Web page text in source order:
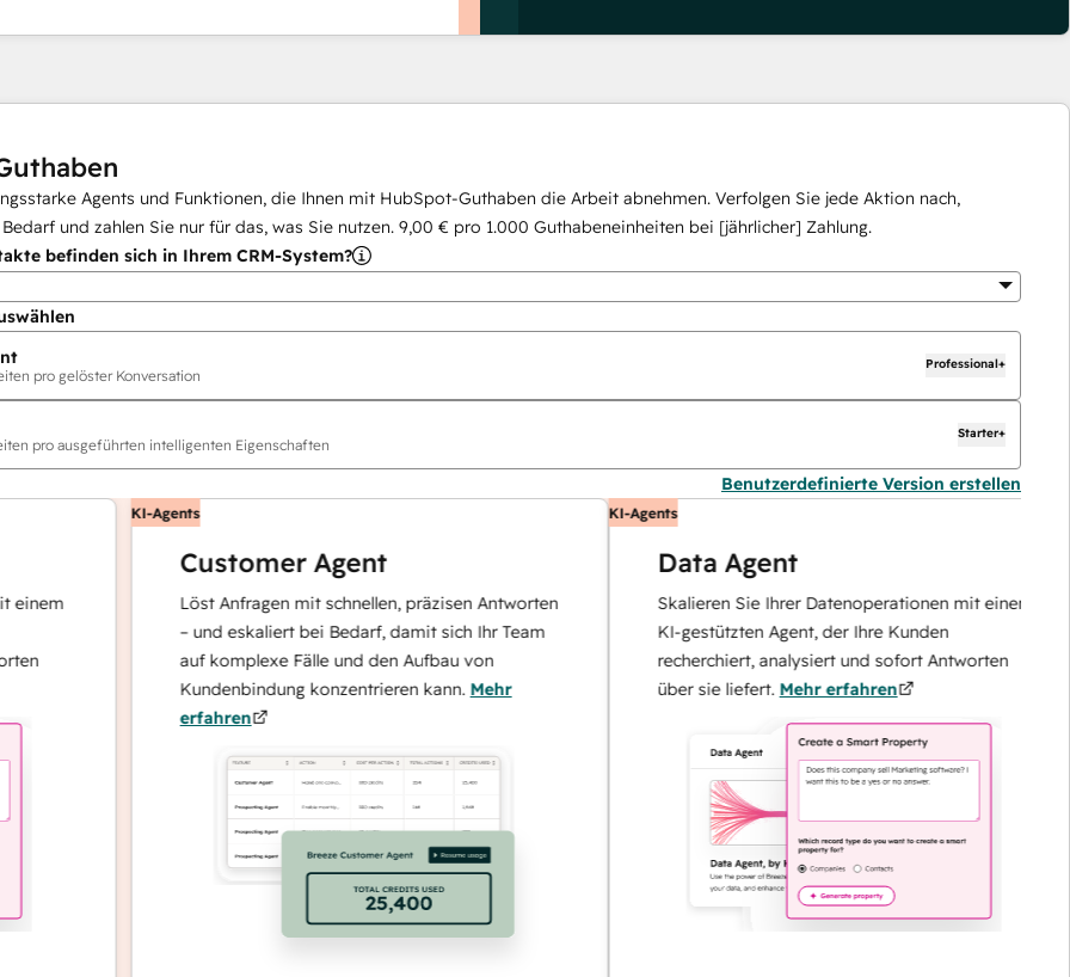
Agents und Funktionen, die Ihnen mit HubSpot-Guthaben die Arbeit abnehmen. Verfolgen Sie jede Aktion nach,
und zahlen Sie nur für das, was Sie nutzen. 9,00 € pro 1.000 Guthabeneinheiten bei [jährlicher] Zahlung.
befinden sich in Ihrem CRM-System?
pro gelöster Konversation
Professional+
pro ausgeführten intelligenten Eigenschaften
Starter+
Benutzerdefinierte Version erstellen
KI-Agents
Customer Agent
Löst Anfragen mit schnellen, präzisen Antworten
– und eskaliert bei Bedarf, damit sich Ihr Team
auf komplexe Fälle und den Aufbau von
Kundenbindung konzentrieren kann.Mehr
erfahren
KI-Agents
Data Agent
Skalieren Sie Ihrer Datenoperationen mit einem
KI-gestützten Agent, der Ihre Kunden
recherchiert, analysiert und sofort Antworten
über sie liefert.Mehr erfahren